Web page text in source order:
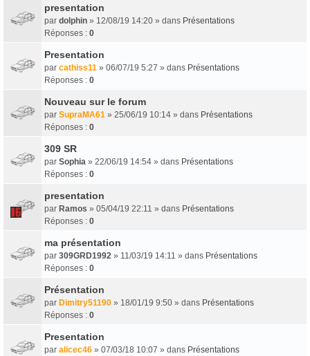
presentation
par dolphin » 12/08/19 14:20 » dans Présentations
Réponses : 0
Presentation
par cathiss11 » 06/07/19 5:27 » dans Présentations
Réponses : 0
Nouveau sur le forum
par SupraMA61 » 25/06/19 10:14 » dans Présentations
Réponses : 0
309 SR
par Sophia » 22/06/19 14:54 » dans Présentations
Réponses : 0
presentation
par Ramos » 05/04/19 22:11 » dans Présentations
Réponses : 0
ma présentation
par 309GRD1992 » 11/03/19 14:11 » dans Présentations
Réponses : 0
Présentation
par Dimitry51190 » 18/01/19 9:50 » dans Présentations
Réponses : 0
Presentation
par alicec46 » 07/03/18 10:07 » dans Présentations